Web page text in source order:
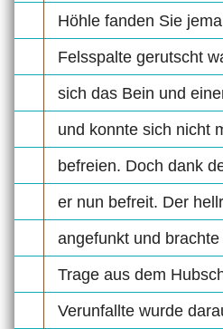
Höhle fanden Sie
Felsspalte gerutscht
sich das Bein und
und konnte sich nicht
befreien. Doch dank
er nun befreit. Der
angefunkt und
Trage aus dem
Verunfallte wurde